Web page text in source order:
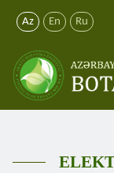
Az En Ru